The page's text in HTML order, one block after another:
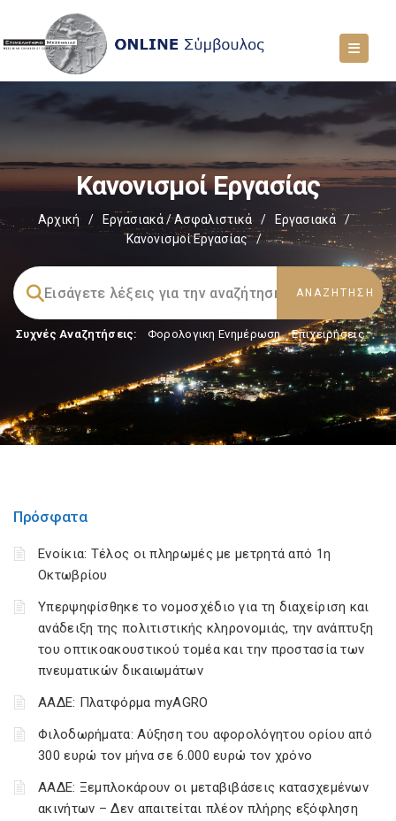
Κανονισμοί Εργασίας
Αρχική / Εργασιακά / Ασφαλιστικά / Εργασιακά
/
Κανονισμοί Εργασίας
/
Συχνές Αναζητήσεις: Φορολογικη Ενημέρωση, Επιχειρήσεις
Πρόσφατα
Ενοίκια: Τέλος οι πληρωμές με μετρητά από 1η
Οκτωβρίου
Υπερψηφίσθηκε το νομοσχέδιο για τη διαχείριση και
ανάδειξη της πολιτιστικής κληρονομιάς, την ανάπτυξη
του οπτικοακουστικού τομέα και την προστασία των
πνευματικών δικαιωμάτων
ΑΑΔΕ: Πλατφόρμα myAGRO
Φιλοδωρήματα: Αύξηση του αφορολόγητου ορίου από
300 ευρώ τον μήνα σε 6.000 ευρώ τον χρόνο
ΑΑΔΕ: Ξεμπλοκάρουν οι μεταβιβάσεις κατασχεμένων
ακινήτων – Δεν απαιτείται πλέον πλήρης εξόφληση